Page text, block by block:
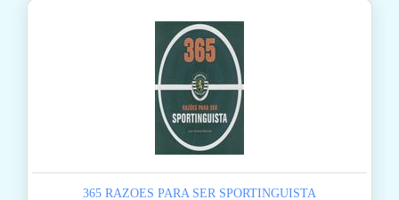
365 RAZOES PARA SER SPORTINGUISTA